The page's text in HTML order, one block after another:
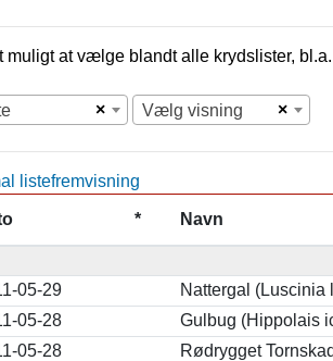
muligt at vælge blandt alle krydslister,
× ×
Vælg visning
listefremvisning
* Navn
05-29 Nattergal (Luscinia
05-28 Gulbug (Hippolais
05-28 Rødrygget